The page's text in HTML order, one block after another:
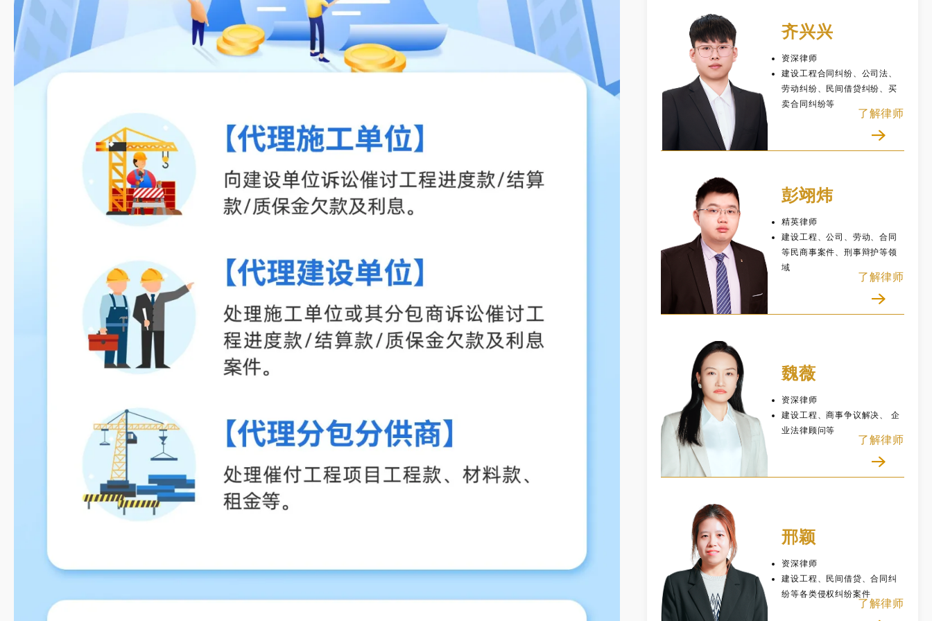
齐兴兴
资深律师
建设工程合同纠纷、公司法、
劳动纠纷、民间借贷纠纷、买
卖合同纠纷等
了解律师
彭翊炜
精英律师
建设工程、公司、劳动、合同
等民商事案件、刑事辩护等领
域
了解律师
魏薇
资深律师
建设工程、商事争议解决、 企
业法律顾问等
了解律师
邢颖
资深律师
建设工程、民间借贷、合同纠
纷等各类侵权纠纷案件
了解律师